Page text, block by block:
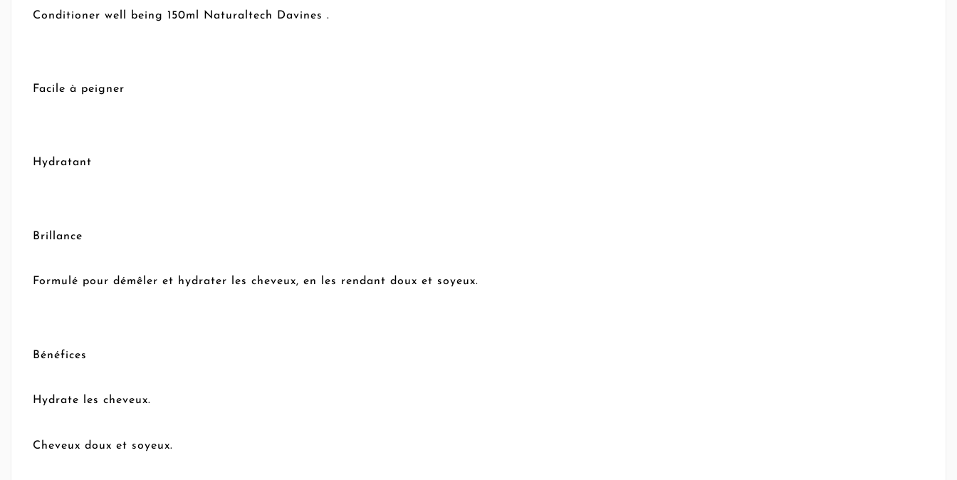
Conditioner well being 150ml Naturaltech Davines .
Facile à peigner
Hydratant
Brillance
Formulé pour démêler et hydrater les cheveux, en les rendant doux et soyeux.
Bénéfices
Hydrate les cheveux.
Cheveux doux et soyeux.